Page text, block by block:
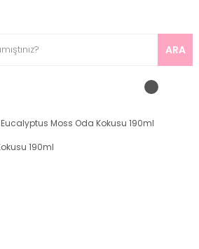
ARA
Eucalyptus Moss Oda Kokusu 190ml